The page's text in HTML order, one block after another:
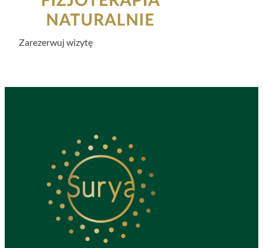
Zarezerwuj wizytę